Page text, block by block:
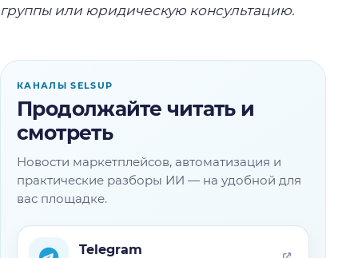
группы или юридическую консультацию.
КАНАЛЫ SELSUP
Продолжайте читать и
смотреть
Новости маркетплейсов, автоматизация и
практические разборы ИИ — на удобной для
вас площадке.
Telegram